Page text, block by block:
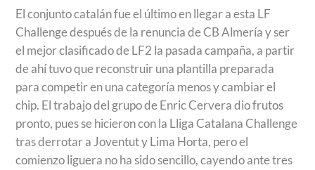
El conjunto catalán fue el último en llegar a esta LF
Challenge después de la renuncia de CB Almería y ser
el mejor clasificado de LF2 la pasada campaña, a partir
de ahí tuvo que reconstruir una plantilla preparada
para competir en una categoría menos y cambiar el
chip. El trabajo del grupo de Enric Cervera dio frutos
pronto, pues se hicieron con la Lliga Catalana Challenge
tras derrotar a Joventut y Lima Horta, pero el
comienzo liguera no ha sido sencillo, cayendo ante tres